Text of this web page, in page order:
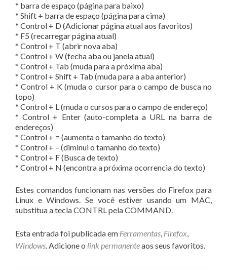
* barra de espaço (página para baixo)
* Shift + barra de espaço (página para cima)
* Control + D (Adicionar página atual aos favoritos)
* F5 (recarregar página atual)
* Control + T (abrir nova aba)
* Control + W (fecha aba ou janela atual)
* Control + Tab (muda para a próxima aba)
* Control + Shift + Tab (muda para a aba anterior)
* Control + K (muda o cursor para o campo de busca no
topo)
* Control + L (muda o cursos para o campo de endereço)
* Control + Enter (auto-completa a URL na barra de
endereços)
* Control + = (aumenta o tamanho do texto)
* Control + – (diminui o tamanho do texto)
* Control + F (Busca de texto)
* Control + N (encontra a próxima ocorrencia do texto)
Estes comandos funcionam nas versões do Firefox para
Linux e Windows. Se você estiver usando um MAC,
substitua a tecla CONTRL pela COMMAND.
Esta entrada foi publicada em Ferramentas, Firefox,
Windows. Adicione o link permanenteaos seus favoritos.